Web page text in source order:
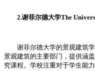
2.谢菲尔德大学The
谢菲尔德大学的景观建筑学
景观建筑的主要部门，提供涵
究课程。学校注重对于学生能